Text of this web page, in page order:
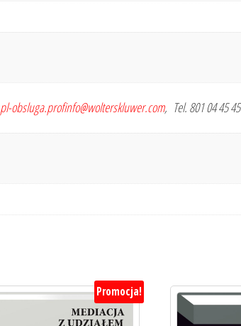
pl-obsluga.profinfo@wolterskluwer.com, Tel. 801 04 45 45
Promocja!